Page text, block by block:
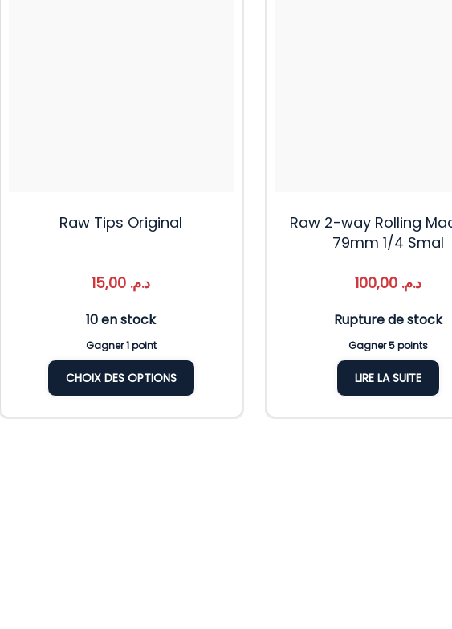
Raw Tips Original
د.م.
10 en stock
Gagner 1 point
CHOIX DES OPTIONS
Raw 2-way Rolling
79mm 1/4 Smal
د.م. 100,00
Rupture de stock
Gagner 5 points
LIRE LA SUITE